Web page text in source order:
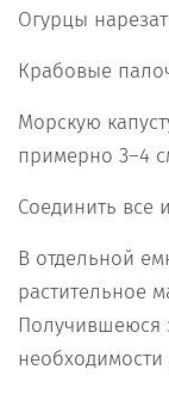
Огурцы
Крабовые
Морскую
примерно 3–4
Соединить все
В отдельной
растительное
Получившеюся